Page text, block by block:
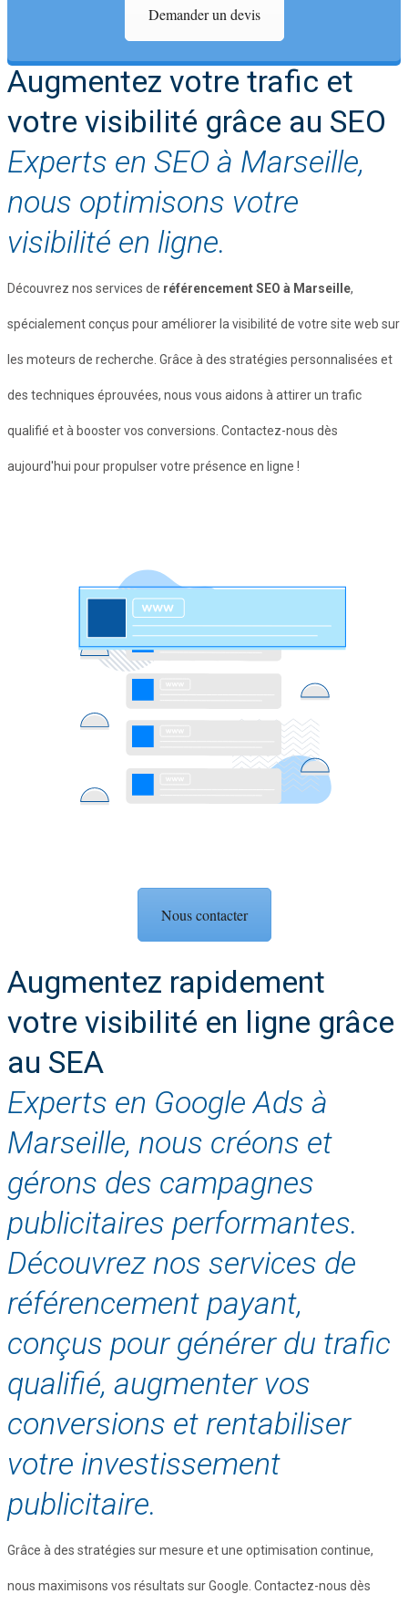
Demander un devis
Augmentez votre trafic et
votre visibilité grâce au SEO
Experts en SEO à Marseille,
nous optimisons votre
visibilité en ligne.
Découvrez nos services de référencement SEO à Marseille,
spécialement conçus pour améliorer la visibilité de votre site web sur
les moteurs de recherche. Grâce à des stratégies personnalisées et
des techniques éprouvées, nous vous aidons à attirer un trafic
qualifié et à booster vos conversions. Contactez-nous dès
aujourd'hui pour propulser votre présence en ligne !
Nous contacter
Augmentez rapidement
votre visibilité en ligne grâce
au SEA
Experts en Google Ads à
Marseille, nous créons et
gérons des campagnes
publicitaires performantes.
Découvrez nos services de
référencement payant,
conçus pour générer du trafic
qualifié, augmenter vos
conversions et rentabiliser
votre investissement
publicitaire.
Grâce à des stratégies sur mesure et une optimisation continue,
nous maximisons vos résultats sur Google. Contactez-nous dès